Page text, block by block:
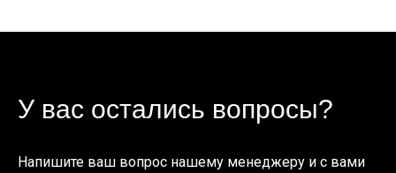
У вас остались вопросы?
Напишите ваш вопрос нашему менеджеру и с вами